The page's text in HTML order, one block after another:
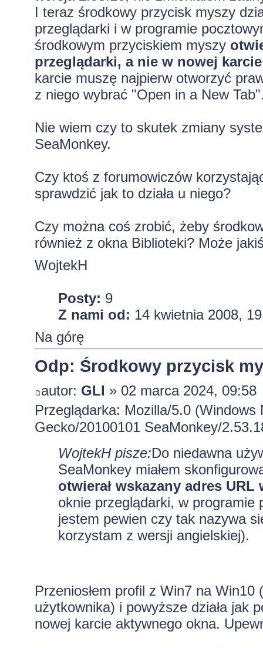
I teraz środkowy przycisk myszy
przeglądarki i w programie
środkowym przyciskiem myszy
przeglądarki, a nie w nowej karcie
karcie muszę najpierw otworzyć
z niego wybrać "Open in a New
Nie wiem czy to skutek zmiany
SeaMonkey.
Czy ktoś z forumowiczów
sprawdzić jak to działa u niego?
Czy można coś zrobić, żeby
również z okna Biblioteki? Może
WojtekH
Posty: 9
Z nami od: 14 kwietnia 2008,
Na górę
Odp: Środkowy przycisk
autor: GLI » 02 marca 2024, 09:58
Przeglądarka: Mozilla/5.0
Gecko/20100101 SeaMonkey/
WojtekH pisze:Do niedawna
SeaMonkey miałem
otwierał wskazany adres URL
oknie przeglądarki, w
jestem pewien czy tak nazywa
korzystam z wersji angielskiej).
Przeniosłem profil z Win7 na
użytkownika) i powyższe działa jak
nowej karcie aktywnego okna.